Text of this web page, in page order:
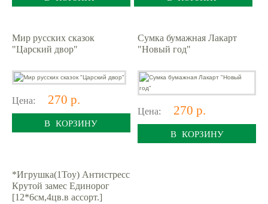
Мир русских сказок
"Царский двор"
Цена: 270 р.
В КОРЗИНУ
Сумка бумажная Лакарт
"Новый год"
Цена: 270 р.
В КОРЗИНУ
*Игрушка(1Toy) Антистресс
Крутой замес Единорог
[12*6см,4цв.в ассорт.]